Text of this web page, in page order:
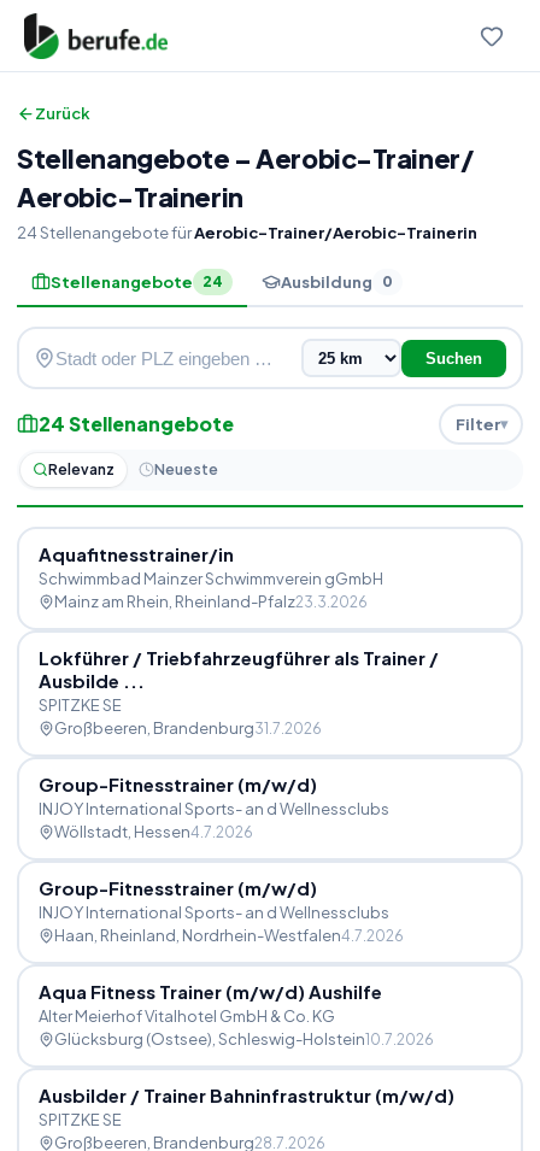
Zurück
Stellenangebote –Aerobic-Trainer/
Aerobic-Trainerin
24StellenangebotefürAerobic-Trainer/Aerobic-Trainerin
Stellenangebote 24 Ausbildung 0
Suchen
24Stellenangebote
Relevanz Neueste
Filter
Aquafitnesstrainer/in
Schwimmbad Mainzer Schwimmverein gGmbH
Mainz am Rhein , Rheinland-Pfalz23.3.2026
Lokführer /Triebfahrzeugführer als Trainer /
Ausbilde ...
SPITZKE SE
Großbeeren , Brandenburg31.7.2026
Group-Fitnesstrainer (m/w/d)
INJOY International Sports- an d Wellnessclubs
Wöllstadt, Hessen4.7.2026
Group-Fitnesstrainer (m/w/d)
INJOY International Sports- an d Wellnessclubs
Haan, Rheinland , Nordrhein-Westfalen4.7.2026
Aqua Fitness Trainer (m/w/d) Aushilfe
Alter Meierhof Vitalhotel GmbH & Co. KG
Glücksburg (Ostsee) , Schleswig-Holstein10.7.2026
Ausbilder /Trainer Bahninfrastruktur (m/​w/​d)
SPITZKE SE
Großbeeren , Brandenburg28.7.2026